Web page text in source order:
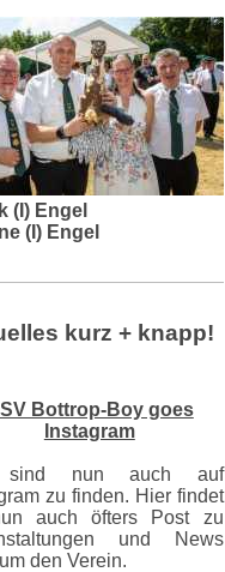
(I) Engel
(I) Engel
kurz + knapp!
Bottrop-Boy goes
Instagram
sind nun auch auf
zu finden. Hier findet
auch öfters Post zu
und News
den Verein.